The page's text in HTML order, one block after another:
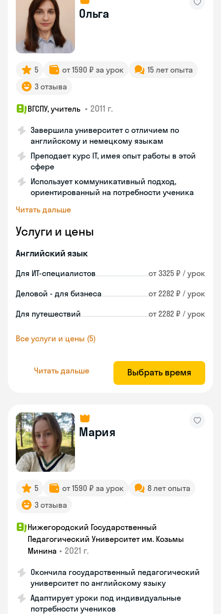
Ольга
5 от 1590 ₽ за урок
15 лет опыта
3 отзыва
ВГСПУ, учитель • 2011 г.
Завершила университет с отличием по
английскому и немецкому языкам
Преподает курс IT, имея опыт работы в этой
сфере
Использует коммуникативный подход,
ориентированный на потребности ученика
Читать дальше
Услуги и цены
Английский язык
Для ИТ-специалистов от 3325 ₽ / урок
Деловой - для бизнеса от 2282 ₽ / урок
Для путешествий от 2282 ₽ / урок
Все услуги и цены (5)
Читать дальше Выбрать время
Мария
5 от 1590 ₽ за урок
8 лет опыта
3 отзыва
Нижегородский Государственный
Педагогический Университет им. Козьмы
Минина • 2021 г.
Окончила государственный педагогический
университет по английскому языку
Адаптирует уроки под индивидуальные
потребности учеников